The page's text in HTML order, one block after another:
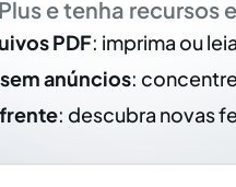
e tenha recursos
PDF: imprima ou
sem anúncios:
: descubra novas